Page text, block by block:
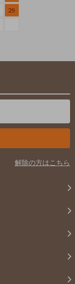
29
解除の方はこちら